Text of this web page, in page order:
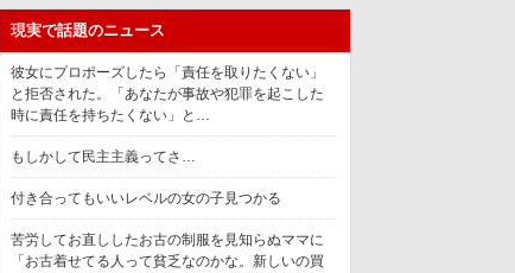
現実で話題のニュース
彼女にプロポーズしたら「責任を取りたくない」
と拒否された。「あなたが事故や犯罪を起こした
時に責任を持ちたくない」と…
もしかして民主主義ってさ…
付き合ってもいいレベルの女の子見つかる
苦労してお直ししたお古の制服を見知らぬママに
「お古着せてる人って貧乏なのかな。新しいの買